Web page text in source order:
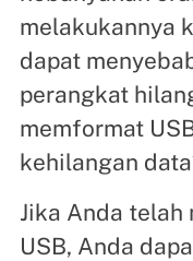
melakukannya
dapat
perangkat
memformat
kehilangan
Jika Anda telah
USB, Anda